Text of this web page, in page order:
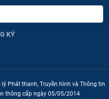
KÝ
Phát thanh, Truyền hình và Thông tin
thông cấp ngày 05/05/2014